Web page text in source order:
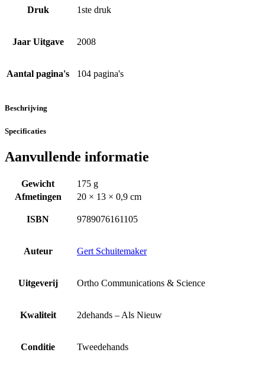
Druk 1ste druk
Jaar Uitgave 2008
Aantal pagina's 104 pagina's
Beschrijving
Specificaties
Aanvullende informatie
Gewicht
175 g
Afmetingen
20 × 13 × 0,9 cm
ISBN 9789076161105
Auteur Gert Schuitemaker
Uitgeverij Ortho Communications & Science
Kwaliteit 2dehands – Als Nieuw
Conditie Tweedehands